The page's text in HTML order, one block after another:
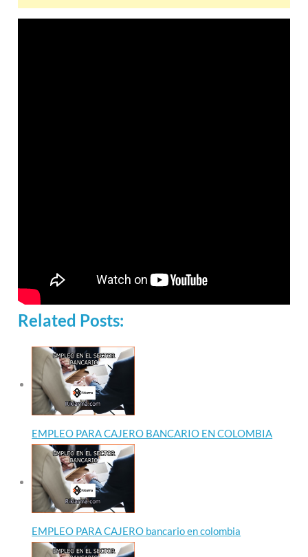
Related Posts:
EMPLEO PARA CAJERO BANCARIO EN COLOMBIA
EMPLEO PARA CAJERO bancario en colombia